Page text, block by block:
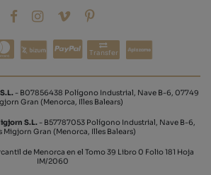
Transfer
- B07856438 Polígono Industrial, Nave B-6, 07749
Gran (Menorca, Illes Balears)
S.L. - B57787053 Polígono Industrial, Nave B-6,
Migjorn Gran (Menorca, Illes Balears)
de Menorca en el Tomo 39 Libro 0 Folio 181 Hoja
IM/2060